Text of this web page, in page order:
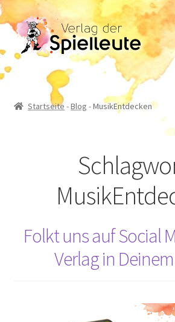
Zur
Navigation
springen
Zum
Inhalt
springen
Noten
Sachliteratur
Startseite -Blog -MusikEntdecken
Folkt uns auf Social
Verlag in